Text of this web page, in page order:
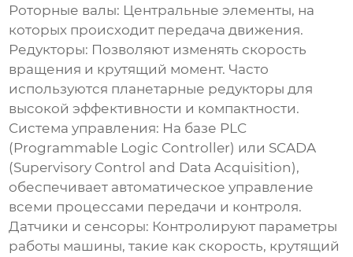
Роторные валы: Центральные элементы, на
которых происходит передача движения.
Редукторы: Позволяют изменять скорость
вращения и крутящий момент. Часто
используются планетарные редукторы для
высокой эффективности и компактности.
Система управления: На базе PLC
(Programmable Logic Controller) или SCADA
(Supervisory Control and Data Acquisition),
обеспечивает автоматическое управление
всеми процессами передачи и контроля.
Датчики и сенсоры: Контролируют параметры
работы машины, такие как скорость, крутящий